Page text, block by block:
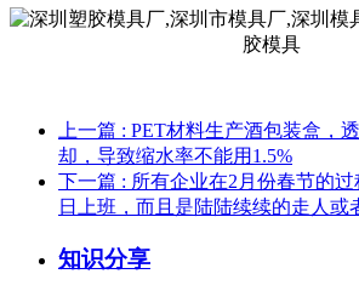
上一篇 : PET材料生产酒包装盒，
却，导致缩水率不能用1.5%
下一篇 : 所有企业在2月份春节的
日上班，而且是陆陆续续的走人或
知识分享